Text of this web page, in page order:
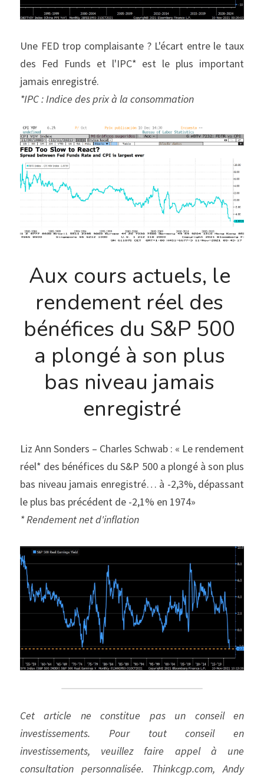
Une FED trop complaisante ? L'écart entre le taux
des Fed Funds et l'IPC* est le plus important
jamais enregistré.
*IPC : Indice des prix à la consommation
Aux cours actuels, le
rendement réel des
bénéfices du S&P 500
a plongé à son plus
bas niveau jamais
enregistré
Liz Ann Sonders – Charles Schwab : « Le rendement
réel* des bénéfices du S&P 500 a plongé à son plus
bas niveau jamais enregistré… à -2,3%, dépassant
le plus bas précédent de -2,1% en 1974»
* Rendement net d'inflation
Cet article ne constitue pas un conseil en
investissements. Pour tout conseil en
investissements, veuillez faire appel à une
consultation personnalisée. Thinkcgp.com, Andy